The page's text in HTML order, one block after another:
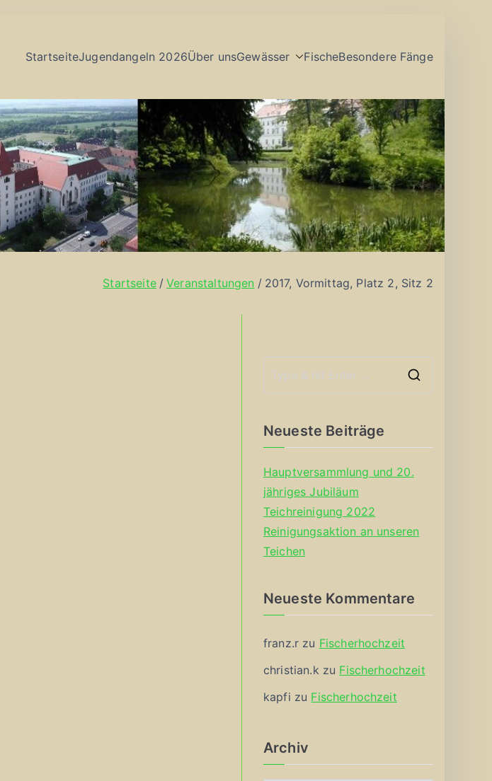
StartseiteJugendangeln 2026Über unsGewässer FischeBesondere Fänge
Startseite Veranstaltungen 2017, Vormittag, Platz 2, Sitz 2
Neueste Beiträge
Hauptversammlung und 20.
jähriges Jubiläum
Teichreinigung 2022
Reinigungsaktion an unseren
Teichen
Neueste Kommentare
franz.r zu Fischerhochzeit
christian.k zu Fischerhochzeit
kapfi zu Fischerhochzeit
Archiv